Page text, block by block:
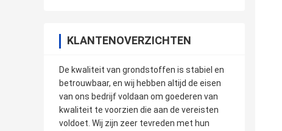
KLANTENOVERZICHTEN
De kwaliteit van grondstoffen is stabiel en
betrouwbaar, en wij hebben altijd de eisen
van ons bedrijf voldaan om goederen van
kwaliteit te voorzien die aan de vereisten
voldoet. Wij zijn zeer tevreden met hun